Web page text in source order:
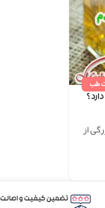
طب
؟
از
تضمین کیفیت و اصالت